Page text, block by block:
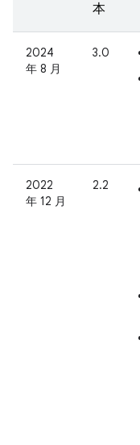
本
2024
年 8 月
3.0
2022
年 12 月
2.2